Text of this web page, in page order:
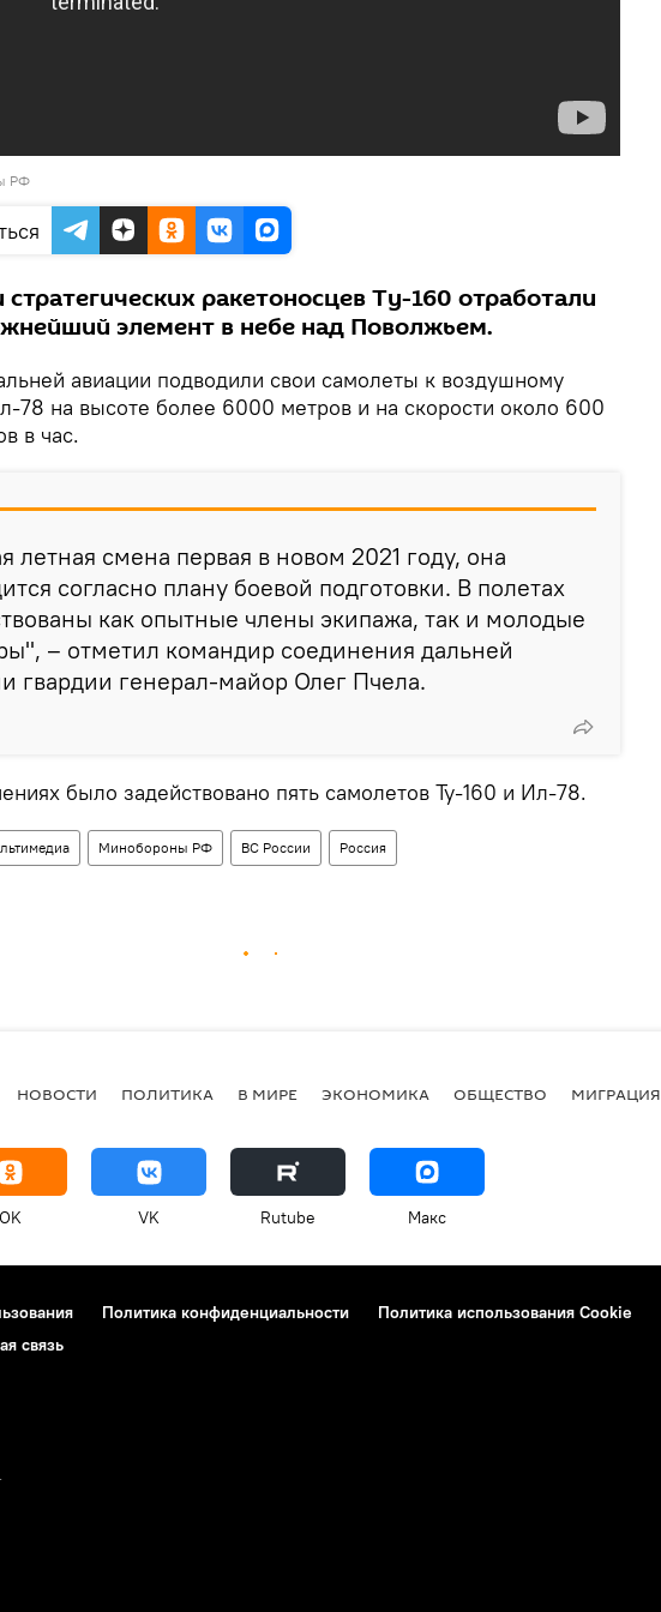
РФ
ракетоносцев Ту-160 отработали
элемент в небе над Поволжьем.
авиации подводили свои самолеты к воздушному
78 на высоте более 6000 метров и на скорости около 600
в час.
летная смена первая в новом 2021 году, она
согласно плану боевой подготовки. В полетах
как опытные члены экипажа, так и молодые
– отметил командир соединения дальней
гвардии генерал-майор Олег Пчела.
было задействовано пять самолетов Ту-160 и Ил-78.
Минобороны РФ ВС России Россия
НОВОСТИ ПОЛИТИКА В МИРЕ ЭКОНОМИКА ОБЩЕСТВО МИГРАЦИЯ
OK VK Rutube Макс
Политика конфиденциальности Политика использования Cookie
связь